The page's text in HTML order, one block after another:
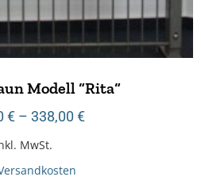
Modell “Rita“
€ – 338,00 €
MwSt.